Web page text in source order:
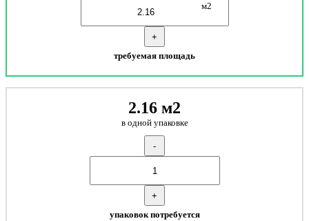
м2
+
требуемая площадь
2.16 м2
в одной упаковке
-
+
упаковок потребуется